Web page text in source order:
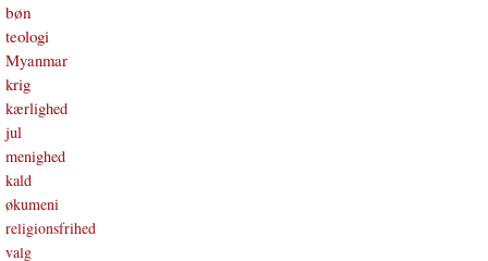
bøn
teologi
Myanmar
krig
kærlighed
jul
menighed
kald
økumeni
religionsfrihed
valg